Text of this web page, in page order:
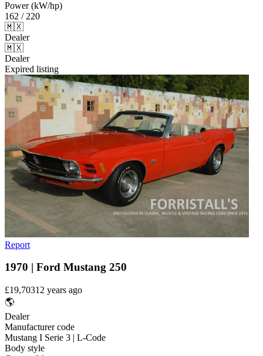
Power (kW/hp)
162 / 220
🇲🇽
Dealer
🇲🇽
Dealer
Expired listing
Report
1970 | Ford Mustang 250
£19,70312 years ago
🌎
Dealer
Manufacturer code
Mustang I Serie 3 | L-Code
Body style